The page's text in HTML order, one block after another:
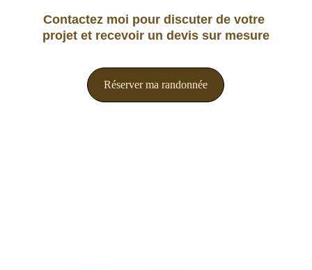
Contactez moi pour discuter de votre
projet et recevoir un devis sur mesure
Réserver ma randonnée